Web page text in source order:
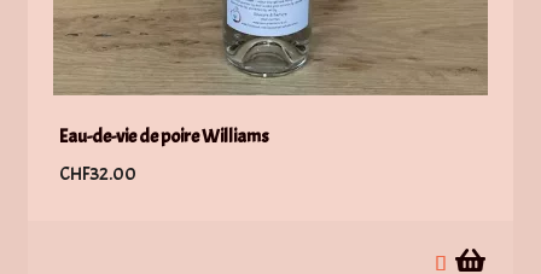
Eau-de-vie de poire Williams
CHF32.00